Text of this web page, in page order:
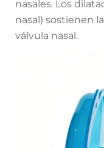
nasales. Los
nasal) sostienen
válvula nasal.